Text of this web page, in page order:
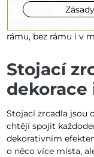
a vzdušněji. V
rámu, bez rámu i v
Stojací
Stojací zrcadla jsou
chtějí spojit
dekorativním
o něco více místa,